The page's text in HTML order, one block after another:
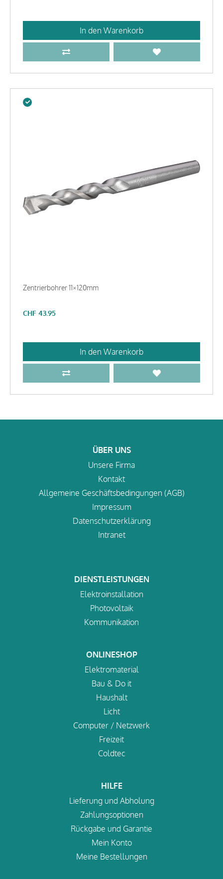
In den Warenkorb
Zentrierbohrer 11×120mm
CHF 43.95
In den Warenkorb
ÜBER UNS
Unsere Firma
Kontakt
Allgemeine Geschäftsbedingungen (AGB)
Impressum
Datenschutzerklärung
Intranet
DIENSTLEISTUNGEN
Elektroinstallation
Photovoltaik
Kommunikation
ONLINESHOP
Elektromaterial
Bau & Do it
Haushalt
Licht
Computer / Netzwerk
Freizeit
Coldtec
HILFE
Lieferung und Abholung
Zahlungsoptionen
Rückgabe und Garantie
Mein Konto
Meine Bestellungen